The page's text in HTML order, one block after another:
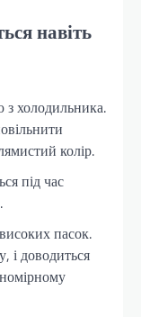
навіть
холодильника.
колір.
під час
пасок.
і доводиться